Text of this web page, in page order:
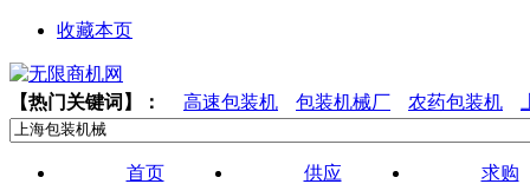
收藏本页
【热门关键词】： 高速包装机 包装机械厂 农药包装机
首页 供应
求购